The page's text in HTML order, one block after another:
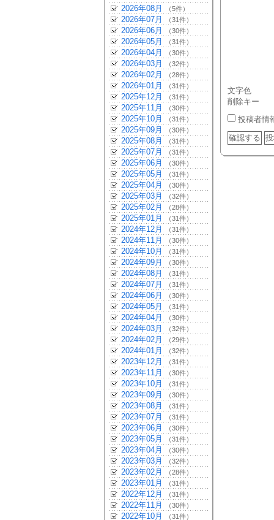
2026年08月 （5件）
2026年07月 （31件）
2026年06月 （30件）
2026年05月 （31件）
2026年04月 （30件）
2026年03月 （32件）
2026年02月 （28件）
2026年01月 （31件）
2025年12月 （31件）
2025年11月 （30件）
2025年10月 （31件）
2025年09月 （30件）
2025年08月 （31件）
2025年07月 （31件）
2025年06月 （30件）
2025年05月 （31件）
2025年04月 （30件）
2025年03月 （32件）
2025年02月 （28件）
2025年01月 （31件）
2024年12月 （31件）
2024年11月 （30件）
2024年10月 （31件）
2024年09月 （30件）
2024年08月 （31件）
2024年07月 （31件）
2024年06月 （30件）
2024年05月 （31件）
2024年04月 （30件）
2024年03月 （32件）
2024年02月 （29件）
2024年01月 （32件）
2023年12月 （31件）
2023年11月 （30件）
2023年10月 （31件）
2023年09月 （30件）
2023年08月 （31件）
2023年07月 （31件）
2023年06月 （30件）
2023年05月 （31件）
2023年04月 （30件）
2023年03月 （32件）
2023年02月 （28件）
2023年01月 （31件）
2022年12月 （31件）
2022年11月 （30件）
2022年10月 （31件）
文字色
削除キー
投稿者情